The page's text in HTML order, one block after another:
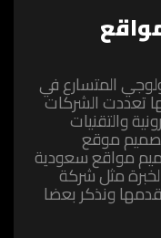
المتسارع في
تعددت الشركات
والتقنيات
موقع
مواقع سعودية
مثل شركة
ونذكر بعضا